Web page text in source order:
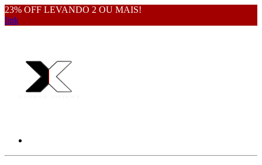
23% OFF LEVANDO 2 OU MAIS!
link